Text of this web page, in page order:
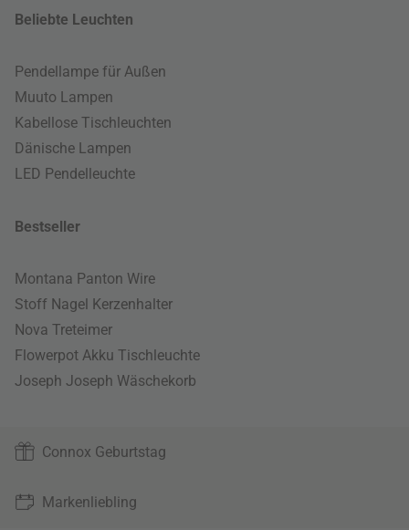
Beliebte Leuchten
Pendellampe für Außen
Muuto Lampen
Kabellose Tischleuchten
Dänische Lampen
LED Pendelleuchte
Bestseller
Montana Panton Wire
Stoff Nagel Kerzenhalter
Nova Treteimer
Flowerpot Akku Tischleuchte
Joseph Joseph Wäschekorb
Connox Geburtstag
Markenliebling